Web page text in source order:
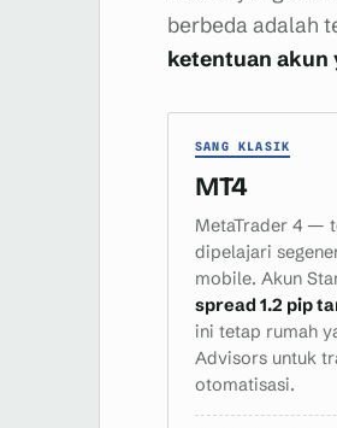
berbeda adalah
ketentuan akun
SANG KLASIK
MT4
MetaTrader 4 —
dipelajari
mobile. Akun
spread 1.2 pip
ini tetap rumah
Advisors untuk
otomatisasi.